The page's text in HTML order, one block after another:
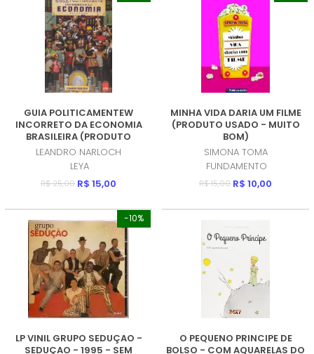
GUIA POLITICAMENTEW
INCORRETO DA ECONOMIA
BRASILEIRA (PRODUTO
USADO - MUITO BOM)
LEANDRO NARLOCH
LEYA
R$ 25,00 R$ 15,00
MINHA VIDA DARIA UM FILME
(PRODUTO USADO - MUITO
BOM)
SIMONA TOMA
FUNDAMENTO
R$ 15,00 R$ 10,00
-10%
LP VINIL GRUPO SEDUÇAO -
SEDUÇAO - 1995 - SEM
O PEQUENO PRINCIPE DE
BOLSO - COM AQUARELAS DO